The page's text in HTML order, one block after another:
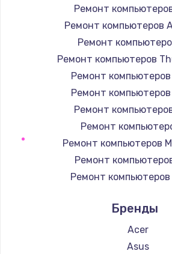
Заказать
Замена южного
2750 руб.
Заказать
Замена контроллера
1490 руб.
Заказать
Замена
Заказать
Замена корпуса
Ремонт
Ремонт компьютеров
Ремонт
Ремонт компьютеров
Ремонт
Ремонт
Ремонт
Ремонт
Ремонт компьютеров
Ремонт
Ремонт компьютеров
Ремонт компьютеров
Ремонт компьютеров
Бренды
Acer
Asus